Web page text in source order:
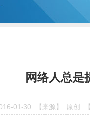
网络人总是
01-30 【来源】: 原创